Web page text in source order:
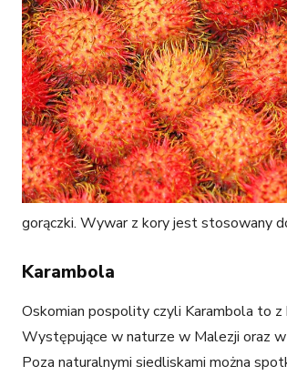
gorączki. Wywar z kory jest stosowany
Karambola
Oskomian pospolity czyli Karambola to
Występujące w naturze w Malezji oraz w
Poza naturalnymi siedliskami można